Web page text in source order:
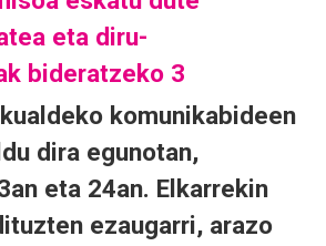
komunikabideen
dira egunotan,
eta 24an. Elkarrekin
ezaugarri, arazo